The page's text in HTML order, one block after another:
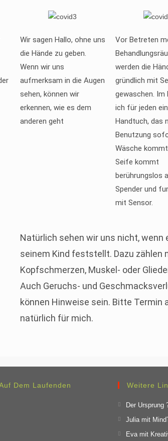
Wir sagen Hallo, ohne uns
die Hände zu geben.
Wenn wir uns
aufmerksam in die Augen
sehen, können wir
erkennen, wie es dem
anderen geht
Vor Betreten
werden die
gründlich mit
gewaschen. Im
ich für jeden ein
Handtuch, das
Benutzung
Wäsche
Seife kommt
berührungslos
Spender und
mit Sensor.
Natürlich sehen wir uns nicht,
seinem Kind feststellt. Dazu zählen
Kopfschmerzen, Muskel- oder
Auch Geruchs- und
können Hinweise sein. Bitte Termin
natürlich für mich.
Dem Laufenden Weitere
Der Ursprung
Julia mit
Eva mit